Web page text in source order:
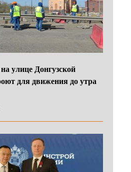
улице Донгузской
для движения до утра